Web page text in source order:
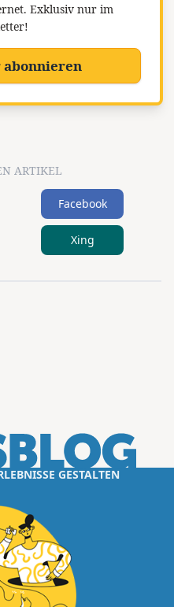
Exklusiv nur im
abonnieren
ARTIKEL
Facebook
Xing
GESTALTEN